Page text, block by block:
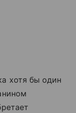
хотя бы один